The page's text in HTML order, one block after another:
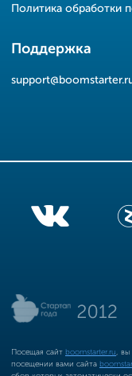
Политика обработки
Поддержка
Посещая сайт boomstarter.ru ,
посещении вами сайта